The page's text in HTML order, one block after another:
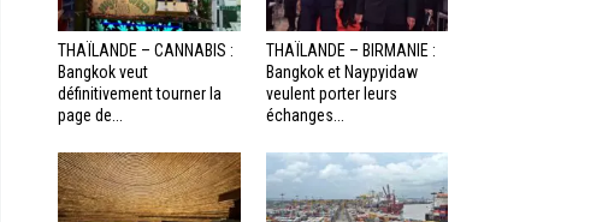
THAÏLANDE – CANNABIS :
Bangkok veut
définitivement tourner la
page de...
THAÏLANDE – BIRMANIE :
Bangkok et Naypyidaw
veulent porter leurs
échanges...